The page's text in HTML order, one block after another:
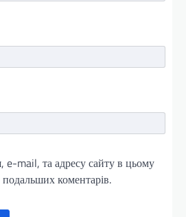
e-mail, та адресу сайту в цьому
подальших коментарів.